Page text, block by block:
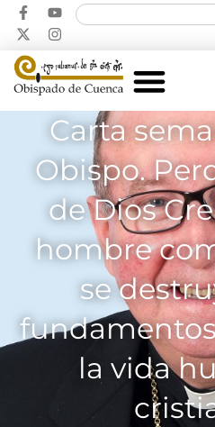
Carta
Obispo.
de Dios
hombre
se
la vida